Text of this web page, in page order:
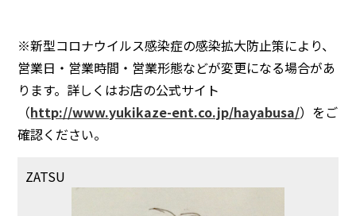
※新型コロナウイルス感染症の感染拡大防止策により、
営業日・営業時間・営業形態などが変更になる場合があ
ります。詳しくはお店の公式サイト
（http://www.yukikaze-ent.co.jp/hayabusa/）をご
確認ください。
ZATSU